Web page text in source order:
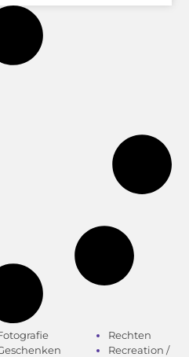
Rechten
Recreation /